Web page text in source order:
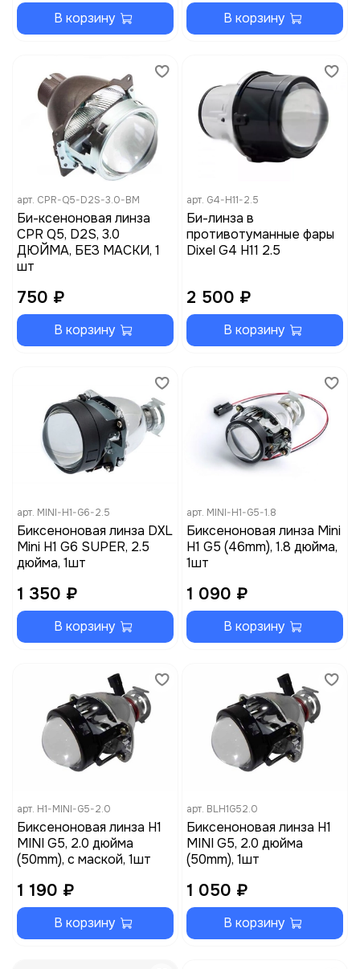
В корзину В корзину
арт. CPR-Q5-D2S-3.0-BM
Би-ксеноновая линза
CPR Q5, D2S, 3.0
ДЮЙМА, БЕЗ МАСКИ, 1
шт
750 ₽
В корзину
арт. G4-H11-2.5
Би-линза в
противотуманные фары
Dixel G4 H11 2.5
2 500 ₽
В корзину
арт. MINI-H1-G6-2.5
Биксеноновая линза DXL
Mini H1 G6 SUPER, 2.5
дюйма, 1шт
1 350 ₽
В корзину
арт. MINI-H1-G5-1.8
Биксеноновая линза Mini
H1 G5 (46mm), 1.8 дюйма,
1шт
1 090 ₽
В корзину
арт. H1-MINI-G5-2.0
Биксеноновая линза H1
MINI G5, 2.0 дюйма
(50mm), с маской, 1шт
1 190 ₽
В корзину
арт. BLH1G52.0
Биксеноновая линза H1
MINI G5, 2.0 дюйма
(50mm), 1шт
1 050 ₽
В корзину